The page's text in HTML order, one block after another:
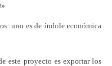
»
uno es de índole económica
este proyecto es exportar los